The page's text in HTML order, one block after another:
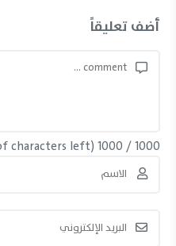
أضف تعليقاً
1000
/
1000
(Number of characters left) .